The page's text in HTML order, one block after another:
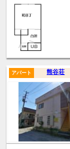
熊谷荘
アパート